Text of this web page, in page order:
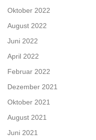
Oktober 2022
August 2022
Juni 2022
April 2022
Februar 2022
Dezember 2021
Oktober 2021
August 2021
Juni 2021